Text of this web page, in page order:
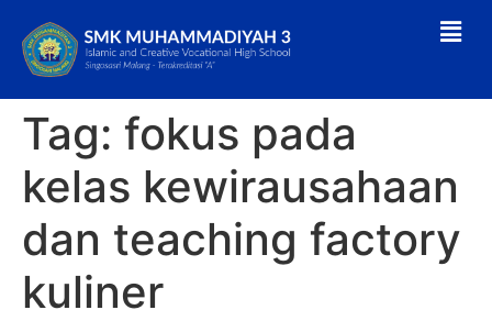
Tag: fokus pada
kelas kewirausahaan
dan teaching factory
kuliner